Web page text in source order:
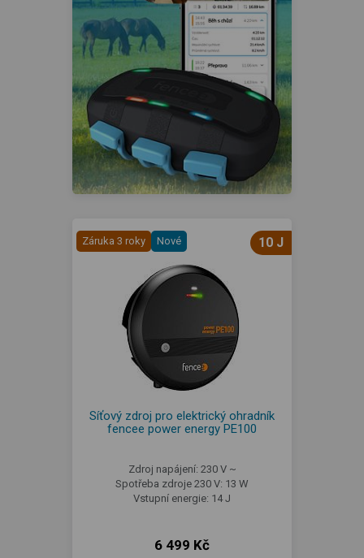
Záruka 3 roky Nové 10 J
Síťový zdroj pro elektrický ohradník
fencee power energy PE100
Zdroj napájení: 230 V ~
Spotřeba zdroje 230 V: 13 W
Vstupní energie: 14 J
6 499 Kč